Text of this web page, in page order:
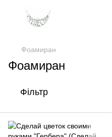
Фоамиран
Фоамиран
Фільтр